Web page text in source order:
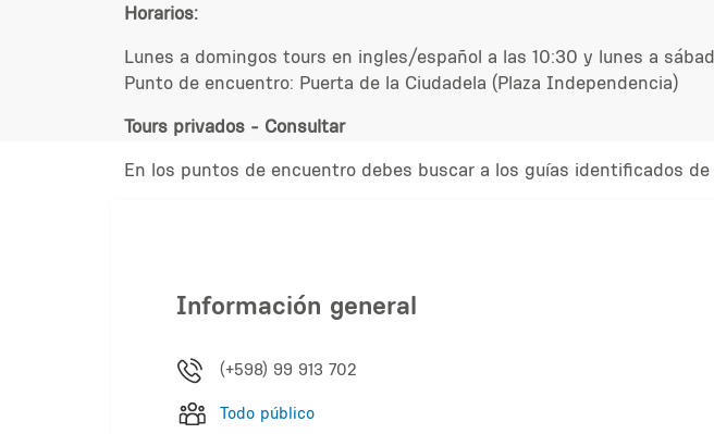
Horarios:
Lunes a domingos tours en ingles/español a las 10:30 y lunes a
Punto de encuentro: Puerta de la Ciudadela (Plaza Independencia)
Tours privados - Consultar
En los puntos de encuentro debes buscar a los guías identificados
Información general
(+598) 99 913 702
Todo público